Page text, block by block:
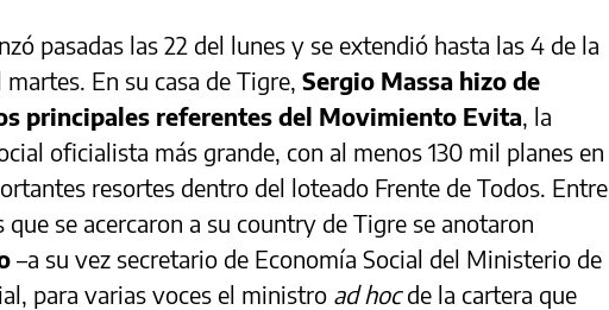
pasadas las 22 del lunes y se extendió hasta las 4 de la
En su casa de Tigre, Sergio Massa hizo de
principales referentes del Movimiento Evita, la
oficialista más grande, con al menos 130 mil planes en
resortes dentro del loteado Frente de Todos. Entre
que se acercaron a su country de Tigre se anotaron
–a su vez secretario de Economía Social del Ministerio de
para varias voces el ministro ad hocde la cartera que